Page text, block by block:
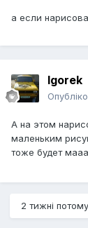
а если
Igorek
А на этом
маленьким
тоже будет
2 тижні